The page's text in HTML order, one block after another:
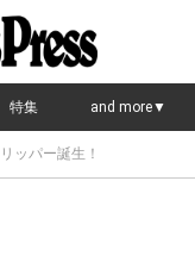
特集 and more▼
ッパー誕生！